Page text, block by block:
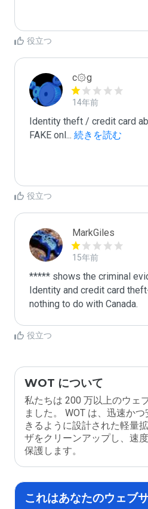
役立つ
c۞g
14年前
Identity theft / credit card
FAKE onl... 続きを読む
役立つ
MarkGiles
15年前
***** shows the criminal
Identity and credit card
nothing to do with Canada.
役立つ
WOT について
私たちは 200 万以上のウェ
ました。 WOT は、迅速か
きるように設計された軽量
ザをクリーンアップし、速
保護します。
これはあなたのウェブ